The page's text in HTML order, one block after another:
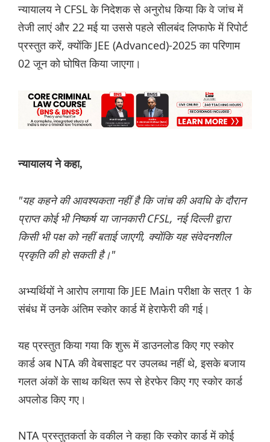
न्यायालय ने CFSL के निदेशक से अनुरोध किया कि वे जांच में
तेजी लाएं और 22 मई या उससे पहले सीलबंद लिफाफे में रिपोर्ट
प्रस्तुत करें, क्योंकि JEE (Advanced)-2025 का परिणाम
02 जून को घोषित किया जाएगा।
न्यायालय ने कहा,
"यह कहने की आवश्यकता नहीं है कि जांच की अवधि के दौरान
प्राप्त कोई भी निष्कर्ष या जानकारी CFSL, नई दिल्ली द्वारा
किसी भी पक्ष को नहीं बताई जाएगी, क्योंकि यह संवेदनशील
प्रकृति की हो सकती है।"
अभ्यर्थियों ने आरोप लगाया कि JEE Main परीक्षा के सत्र 1 के
संबंध में उनके अंतिम स्कोर कार्ड में हेराफेरी की गई।
यह प्रस्तुत किया गया कि शुरू में डाउनलोड किए गए स्कोर
कार्ड अब NTA की वेबसाइट पर उपलब्ध नहीं थे, इसके बजाय
गलत अंकों के साथ कथित रूप से हेरफेर किए गए स्कोर कार्ड
अपलोड किए गए।
NTA प्रस्तुतकर्ता के वकील ने कहा कि स्कोर कार्ड में कोई